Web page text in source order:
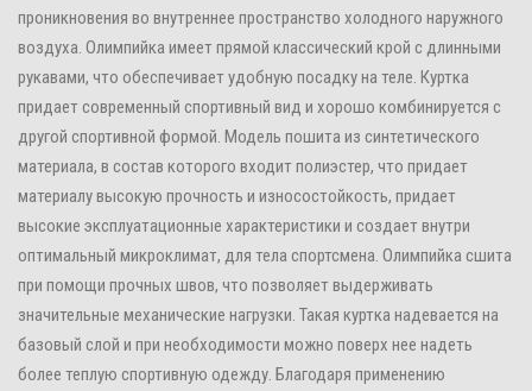
проникновения во внутреннее пространство холодного наружного
воздуха. Олимпийка имеет прямой классический крой с длинными
рукавами, что обеспечивает удобную посадку на теле. Куртка
придает современный спортивный вид и хорошо комбинируется с
другой спортивной формой. Модель пошита из синтетического
материала, в состав которого входит полиэстер, что придает
материалу высокую прочность и износостойкость, придает
высокие эксплуатационные характеристики и создает внутри
оптимальный микроклимат, для тела спортсмена. Олимпийка сшита
при помощи прочных швов, что позволяет выдерживать
значительные механические нагрузки. Такая куртка надевается на
базовый слой и при необходимости можно поверх нее надеть
более теплую спортивную одежду. Благодаря применению